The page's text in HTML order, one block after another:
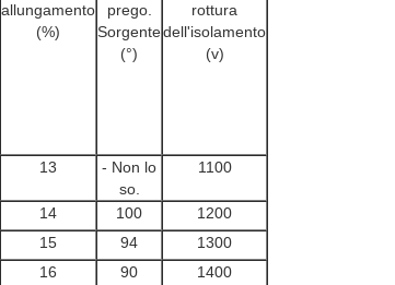
allungamento
(%)
prego.
Sorgente
(°)
rottura
dell'isolamento
(v)
13
- Non lo
so.
1100
14 100
1200
15 94
1300
16 90
1400